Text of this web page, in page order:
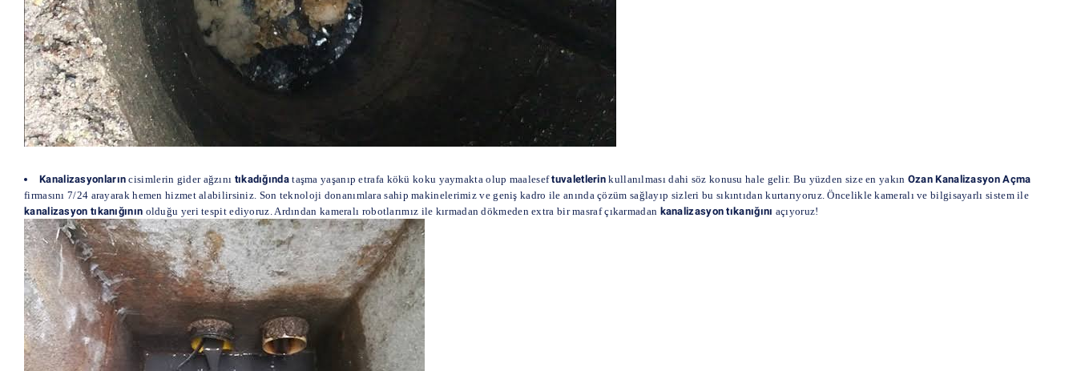
Kanalizasyonların cisimlerin gider ağzını tıkadığındataşma yaşanıp etrafa kökü koku yaymakta olup maaleseftuvaletlerin kullanılması dahi söz konusu hale gelir. Bu yüzden size en yakın Ozan Kanalizasyon Açma
firmasını 7/24 arayarak hemen hizmet alabilirsiniz. Son teknoloji donanımlara sahip makinelerimiz ve geniş kadro ile anında çözüm sağlayıp sizleri bu sıkıntıdan kurtarıyoruz. Öncelikle kameralı ve bilgisayarlı sistem ile
kanalizasyon tıkanığının olduğu yeri tespit ediyoruz. Ardından kameralı robotlarımız ile kırmadan dökmeden extra bir masraf çıkarmadan kanalizasyon tıkanığını açıyoruz!